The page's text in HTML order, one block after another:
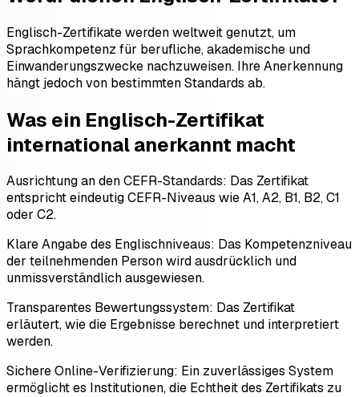
Englisch-Zertifikate werden weltweit genutzt, um
Sprachkompetenz für berufliche, akademische und
Einwanderungszwecke nachzuweisen. Ihre Anerkennung
hängt jedoch von bestimmten Standards ab.
Was ein Englisch-Zertifikat
international anerkannt macht
Ausrichtung an den CEFR-Standards: Das Zertifikat
entspricht eindeutig CEFR-Niveaus wie A1, A2, B1, B2, C1
oder C2.
Klare Angabe des Englischniveaus: Das Kompetenzniveau
der teilnehmenden Person wird ausdrücklich und
unmissverständlich ausgewiesen.
Transparentes Bewertungssystem: Das Zertifikat
erläutert, wie die Ergebnisse berechnet und interpretiert
werden.
Sichere Online-Verifizierung: Ein zuverlässiges System
ermöglicht es Institutionen, die Echtheit des Zertifikats zu